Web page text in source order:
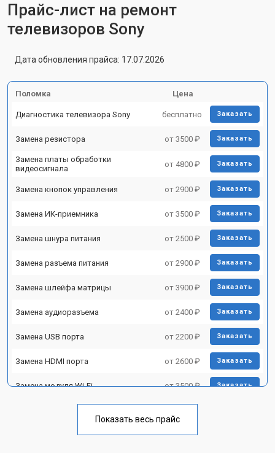
Прайс-лист на ремонт
телевизоров Sony
Дата обновления прайса: 17.07.2026
Поломка Цена
Диагностика телевизора Sony бесплатно Заказать
Замена резистора от 3500 ₽ Заказать
Замена платы обработки
видеосигнала
от 4800 ₽ Заказать
Замена кнопок управления от 2900 ₽ Заказать
Замена ИК-приемника от 3500 ₽ Заказать
Замена шнура питания от 2500 ₽ Заказать
Замена разъема питания от 2900 ₽ Заказать
Замена шлейфа матрицы от 3900 ₽ Заказать
Замена аудиоразъема от 2400 ₽ Заказать
Замена USB порта от 2200 ₽ Заказать
Замена HDMI порта от 2600 ₽ Заказать
Замена модуля Wi-Fi от 3500 ₽ Заказать
Ремонт блока управления от 3100 ₽
Показать весь прайс